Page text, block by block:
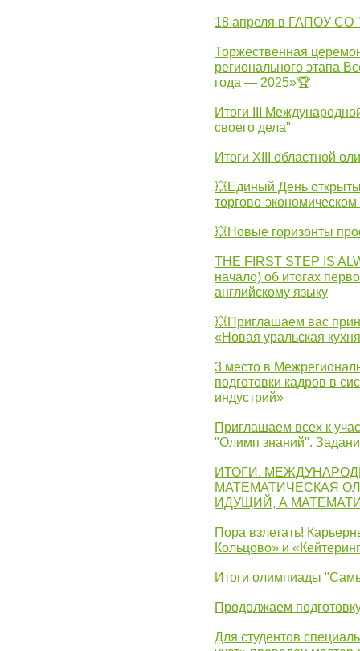
18 апреля в ГАПОУ СО
Торжественная
регионального этапа
года — 2025»🏆
Итоги III
своего дела"
Итоги XIII областной
💥Единый День
торгово-
💥Новые горизонты
THE FIRST STEP IS
начало) об итогах
английскому языку
💥Приглашаем вас
«Новая уральская
3 место в
подготовки кадров в
индустрий»
Приглашаем всех к
"Олимп знаний".
ИТОГИ.
МАТЕМАТИЧЕСКАЯ
ИДУЩИЙ, А
Пора взлетать!
Кольцово» и
Итоги олимпиады
Продолжаем
Для студентов